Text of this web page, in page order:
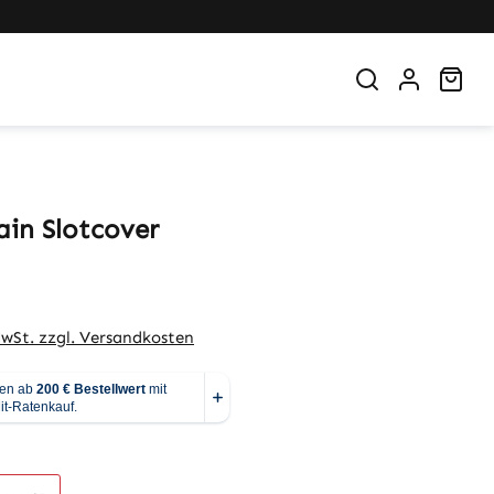
Slotcover
zzgl. Versandkosten